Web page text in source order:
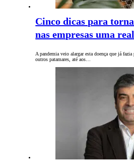
Cinco dicas para
nas empresas uma
A pandemia veio alargar esta doença que já fazia
outros patamares, até aos…